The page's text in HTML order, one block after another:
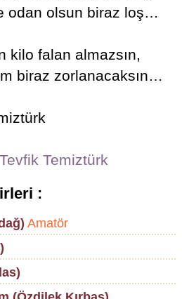
odan olsun biraz loş…
kilo falan almazsın,
biraz zorlanacaksın…
Temiztürk
:
Amatör